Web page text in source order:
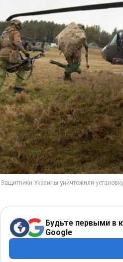
Будьте первыми в
Google